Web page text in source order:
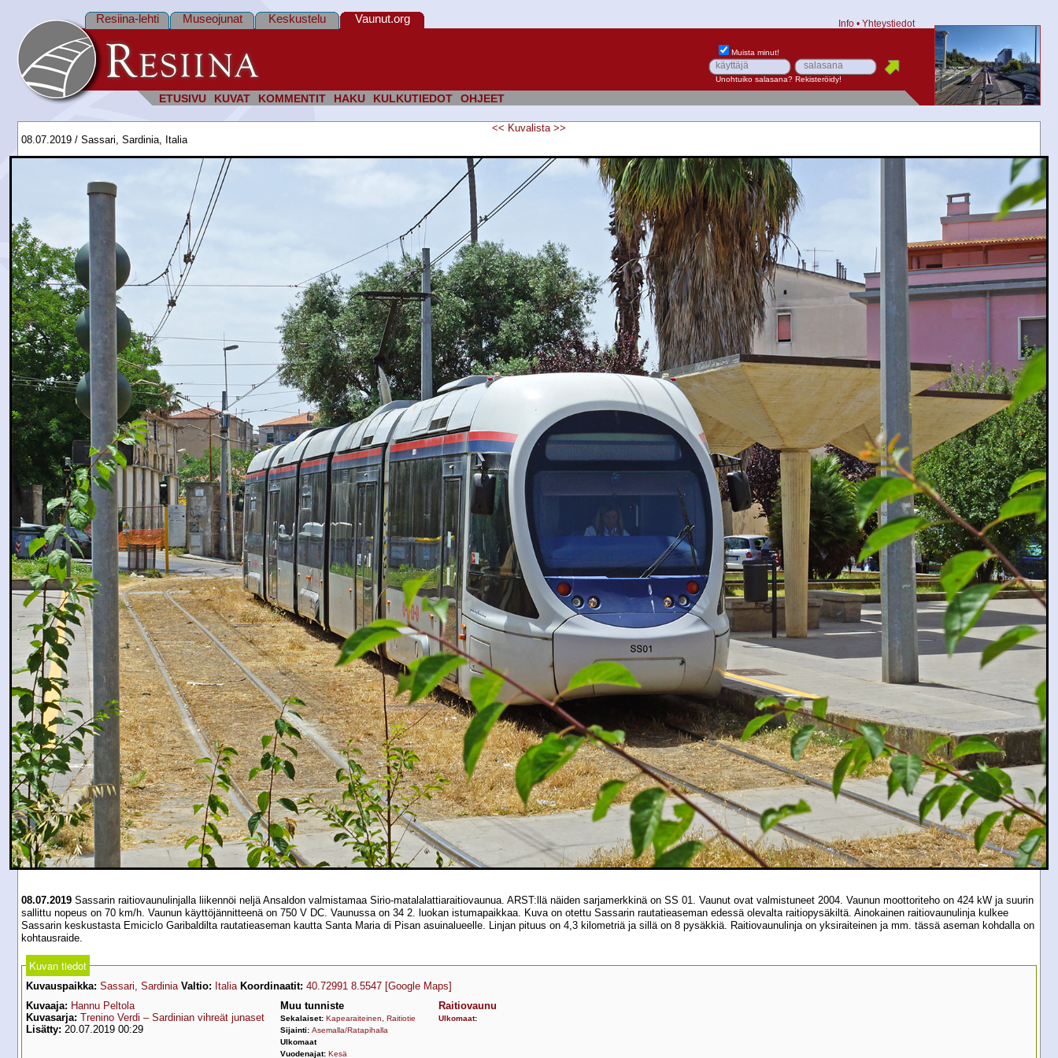
ETUSIVU KUVAT KOMMENTIT HAKU KULKUTIEDOT OHJEET
Resiina-lehti Museojunat Keskustelu Vaunut.org Info • Yhteystiedot
Muista minut!
Unohtuiko salasana? Rekisteröidy!
<< Kuvalista >>
08.07.2019 / Sassari, Sardinia, Italia
08.07.2019 Sassarin raitiovaunulinjalla liikennöi neljä Ansaldon valmistamaa Sirio-matalalattiaraitiovaunua. ARST:llä näiden sarjamerkkinä on SS 01. Vaunut ovat valmistuneet 2004. Vaunun moottoriteho on 424 kW ja suurin
sallittu nopeus on 70 km/h. Vaunun käyttöjännitteenä on 750 V DC. Vaunussa on 34 2. luokan istumapaikkaa. Kuva on otettu Sassarin rautatieaseman edessä olevalta raitiopysäkiltä. Ainokainen raitiovaunulinja kulkee
Sassarin keskustasta Emiciclo Garibaldilta rautatieaseman kautta Santa Maria di Pisan asuinalueelle. Linjan pituus on 4,3 kilometriä ja sillä on 8 pysäkkiä. Raitiovaunulinja on yksiraiteinen ja mm. tässä aseman kohdalla on
kohtausraide.
Kuvan tiedot
Kuvauspaikka: Sassari, Sardinia Valtio: Italia Koordinaatit: 40.72991 8.5547 [Google Maps]
Kuvaaja: Hannu Peltola
Kuvasarja: Trenino Verdi – Sardinian vihreät junaset
Lisätty: 20.07.2019 00:29
Muu tunniste
Sekalaiset: Kapearaiteinen
Raitiotie
Sijainti: Asemalla/Ratapihalla
Ulkomaat
Vuodenajat: Kesä
Raitiovaunu
Ulkomaat: